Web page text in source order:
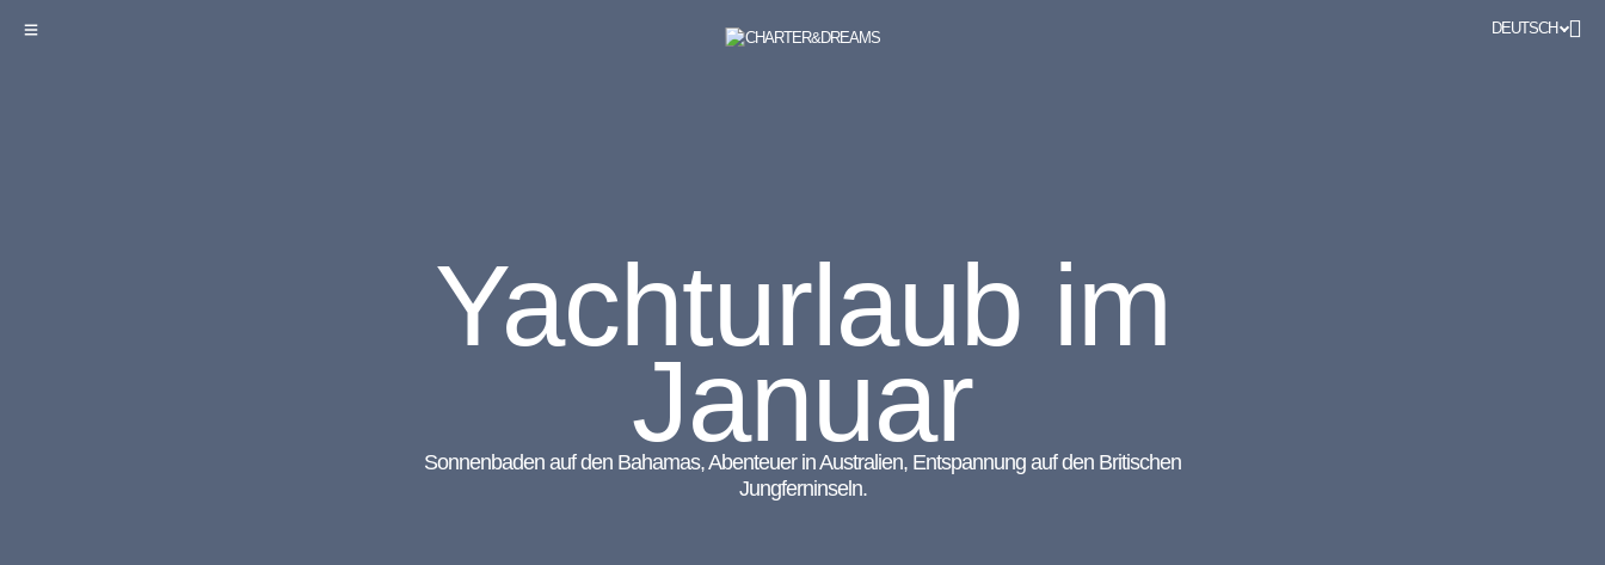
DEUTSCH
Yachturlaub im
Januar
Sonnenbaden auf den Bahamas, Abenteuer in Australien, Entspannung auf den Britischen
Jungferninseln.